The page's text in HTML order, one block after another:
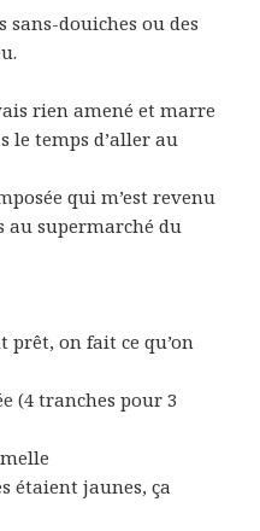
sans-douiches ou des
rien amené et marre
le temps d’aller au
qui m’est revenu
au supermarché du
prêt, on fait ce qu’on
(4 tranches pour 3
étaient jaunes, ça